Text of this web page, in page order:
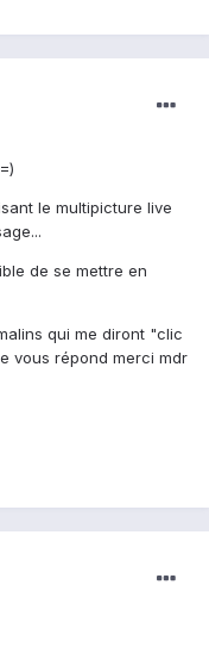
le multipicture live
de se mettre en
qui me diront "clic
vous répond merci mdr